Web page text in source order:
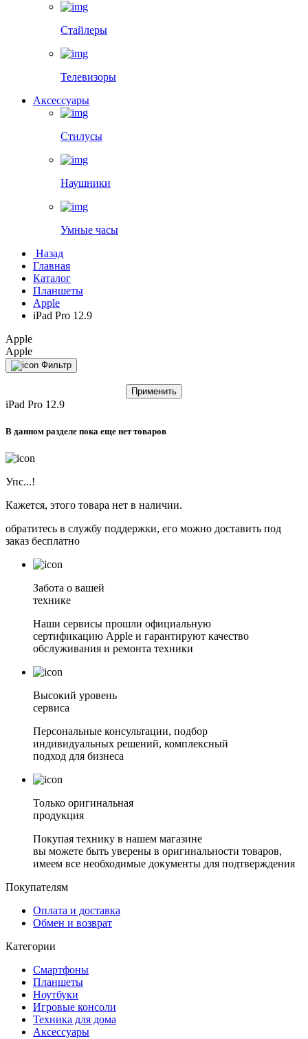
Стайлеры
Телевизоры
Аксессуары
Стилусы
Наушники
Умные часы
Назад
Главная
Каталог
Планшеты
Apple
iPad Pro 12.9
Apple
Apple
Фильтр
Применить
iPad Pro 12.9
В данном разделе пока еще нет товаров
Упс...!
Кажется, этого товара нет в наличии.
обратитесь в службу поддержки, его можно доставить под
заказ бесплатно
Забота о вашей
технике
Наши сервисы прошли официальную
сертификацию Apple и гарантируют качество
обслуживания и ремонта техники
Высокий уровень
сервиса
Персональные консультации, подбор
индивидуальных решений, комплексный
подход для бизнеса
Только оригинальная
продукция
Покупая технику в нашем магазине
вы можете быть уверены в оригинальности товаров,
имеем все необходимые документы для подтверждения
Покупателям
Оплата и доставка
Обмен и возврат
Категории
Смартфоны
Планшеты
Ноутбуки
Игровые консоли
Техника для дома
Аксессуары